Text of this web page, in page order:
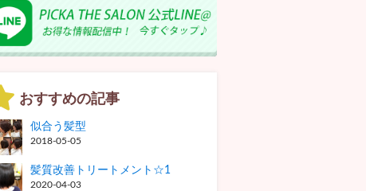
おすすめの記事
似合う髪型
2018-05-05
髪質改善トリートメント☆1
2020-04-03